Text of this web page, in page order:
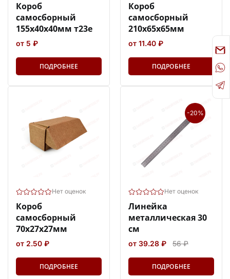
Короб
самосборный
155х40х40мм т23е
от 5 ₽
ПОДРОБНЕЕ
Короб
самосборный
210х65х65мм
от 11.40 ₽
ПОДРОБНЕЕ
Нет оценок
Короб
самосборный
70х27х27мм
от 2.50 ₽
ПОДРОБНЕЕ
-20%
Нет оценок
Линейка
металлическая 30
см
от 39.28 ₽ 56 ₽
ПОДРОБНЕЕ